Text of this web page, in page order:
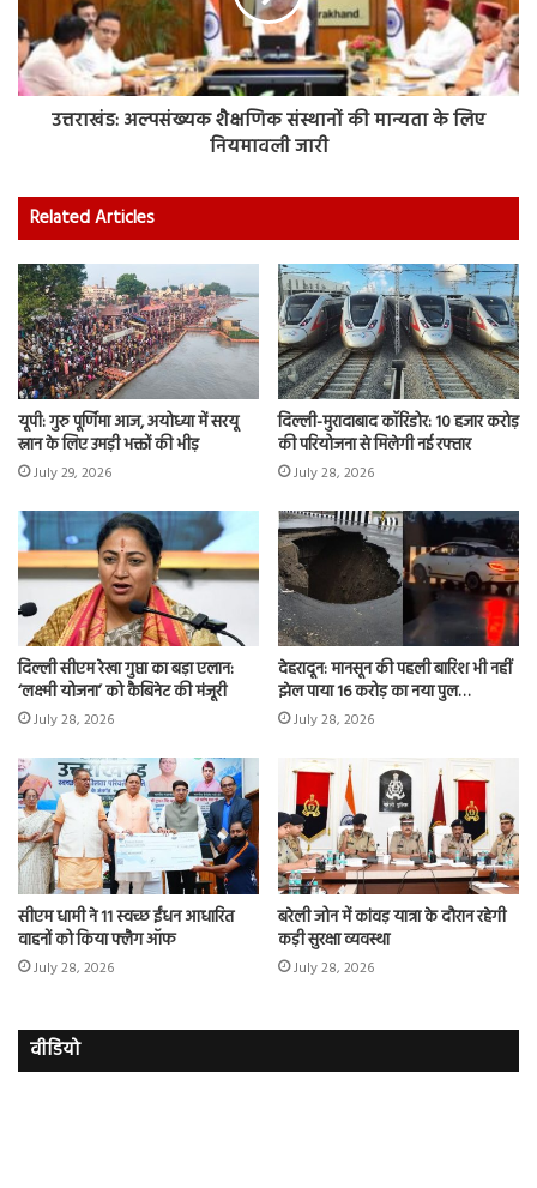
उत्तराखंड: अल्पसंख्यक शैक्षणिक संस्थानों की मान्यता के लिए
नियमावली जारी
Related Articles
यूपी: गुरु पूर्णिमा आज, अयोध्या में सरयू
स्नान के लिए उमड़ी भक्तों की भीड़
July 29, 2026
दिल्ली-मुरादाबाद कॉरिडोर: 10 हजार करोड़
की परियोजना से मिलेगी नई रफ्तार
July 28, 2026
दिल्ली सीएम रेखा गुप्ता का बड़ा एलान:
‘लक्ष्मी योजना’ को कैबिनेट की मंजूरी
July 28, 2026
देहरादून: मानसून की पहली बारिश भी नहीं
झेल पाया 16 करोड़ का नया पुल…
July 28, 2026
सीएम धामी ने 11 स्वच्छ ईंधन आधारित
वाहनों को किया फ्लैग ऑफ
July 28, 2026
बरेली जोन में कांवड़ यात्रा के दौरान रहेगी
कड़ी सुरक्षा व्यवस्था
July 28, 2026
वीडियो